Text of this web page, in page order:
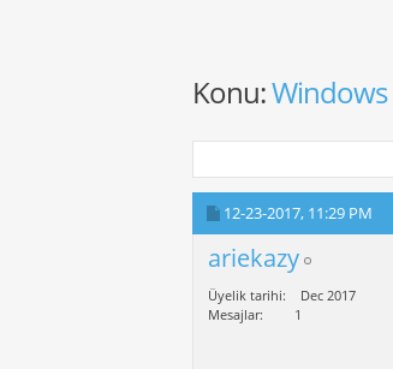
Konu:Windows
12-23-2017, 11:29 PM
ariekazy
Üyelik tarihi
Dec 2017
Mesajlar
1